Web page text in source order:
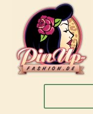
springen